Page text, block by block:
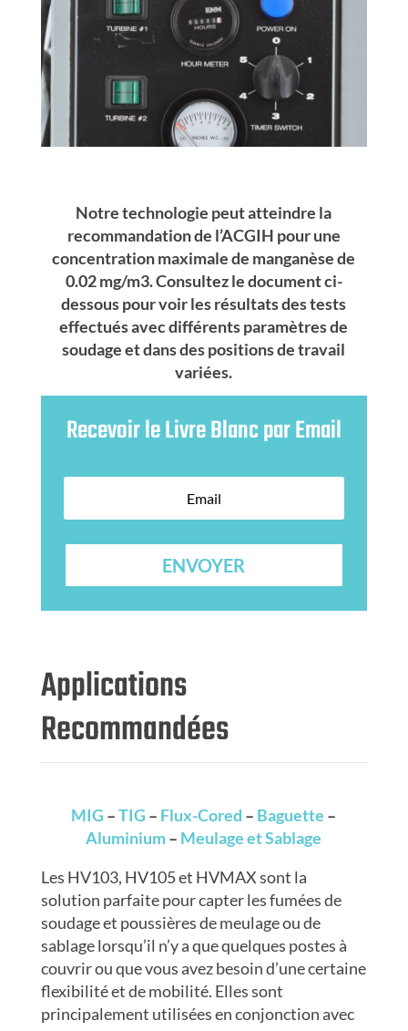
Notre technologie peut atteindre la
recommandation de l’ACGIH pour une
concentration maximale de manganèse de
0.02 mg/m3. Consultez le document ci-
dessous pour voir les résultats des tests
effectués avec différents paramètres de
soudage et dans des positions de travail
variées.
Recevoir le Livre Blanc par Email
ENVOYER
Applications
Recommandées
MIG –TIG – Flux-Cored – Baguette –
Aluminium– Meulage et Sablage
Les HV103, HV105 et HVMAX sont la
solution parfaite pour capter les fumées de
soudage et poussières de meulage ou de
sablage lorsqu’il n’y a que quelques postes à
couvrir ou que vous avez besoin d’une certaine
flexibilité et de mobilité. Elles sont
principalement utilisées en conjonction avec